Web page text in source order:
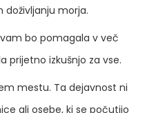
doživljanju morja.
bo pomagala v več
prijetno izkušnjo za vse.
mestu. Ta dejavnost ni
ali osebe, ki se počutijo